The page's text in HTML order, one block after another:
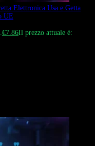
Elettronica Usa e Getta
UE
€7.86Il prezzo attuale è: